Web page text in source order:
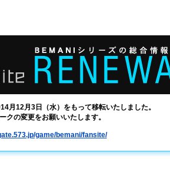
月12月3日（水）をもって移転いたしました。
クの変更をお願いいたします。
game/bemani/fansite/